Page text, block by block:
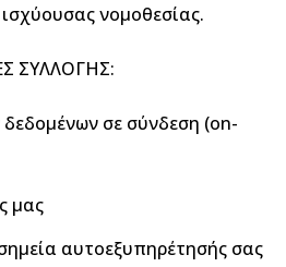
νομοθεσίας.
ΣΥΛΛΟΓΗΣ:
σε σύνδεση (on-
μας
αυτοεξυπηρέτησής σας